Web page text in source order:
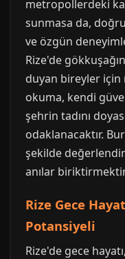
metropollerdeki
sunmasa da,
ve özgün
Rize'de
duyan bireyler için
okuma, kendi
şehrin tadını
odaklanacaktır.
şekilde
anılar
Rize Gece
Potansiyeli
Rize'de gece